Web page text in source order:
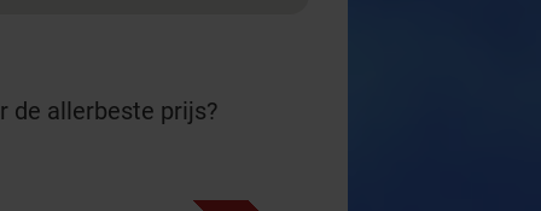
de allerbeste prijs?